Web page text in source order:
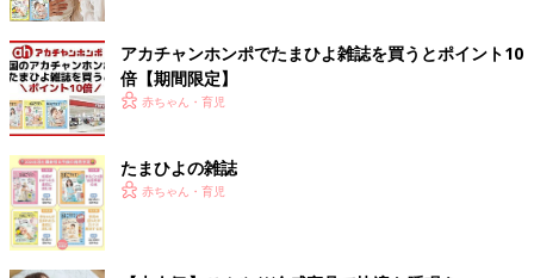
アカチャンホンポでたまひよ雑誌を買うとポイント10
倍【期間限定】
赤ちゃん・育児
たまひよの雑誌
赤ちゃん・育児